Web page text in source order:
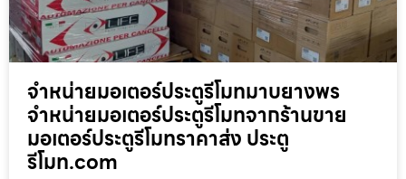
จำหน่ายมอเตอร์ประตูรีโมทมาบยางพร
จำหน่ายมอเตอร์ประตูรีโมทจากร้านขาย
มอเตอร์ประตูรีโมทราคาส่ง ประตู
รีโมท.com